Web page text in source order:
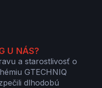
U NÁS?
a starostlivosť o
GTECHNIQ
dlhodobú